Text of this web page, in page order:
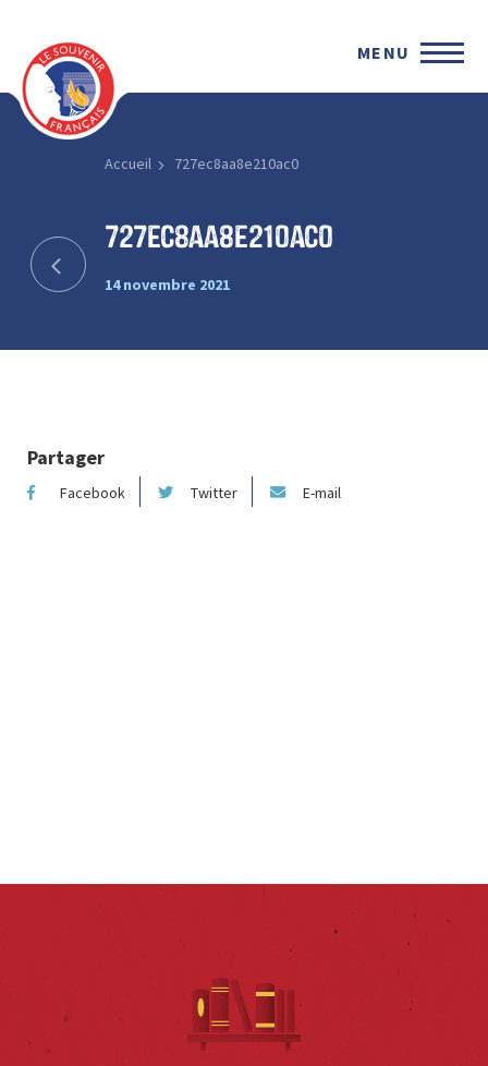
MENU
Accueil 727ec8aa8e210ac0
727ec8aa8e210ac0
14 novembre 2021
Partager
Facebook Twitter E-mail